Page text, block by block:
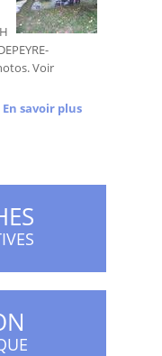
Voir
En savoir plus